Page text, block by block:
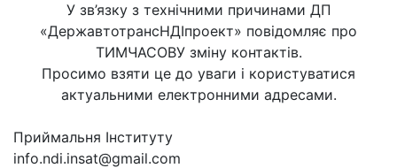
У зв’язку з технічними причинами ДП
«ДержавтотрансНДІпроект» повідомляє про
ТИМЧАСОВУ зміну контактів.
Просимо взяти це до уваги і користуватися
актуальними електронними адресами.
Приймальня Інституту
info.ndi.insat@gmail.com